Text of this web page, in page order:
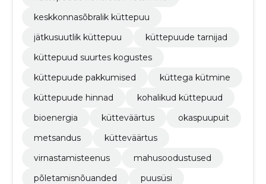
keskkonnasõbralik küttepuu
jätkusuutlik küttepuu
küttepuude tarnijad
küttepuud suurtes kogustes
küttepuude pakkumised
küttega kütmine
küttepuude hinnad
kohalikud küttepuud
bioenergia
kütteväärtus
okaspuupuit
metsandus
kütteväärtus
virnastamisteenus
mahusoodustused
põletamisnõuanded
puusüsi